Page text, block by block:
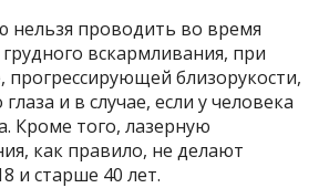
нельзя проводить во время
вскармливания, при
близорукости,
и в случае, если у человека
Кроме того, лазерную
как правило, не делают
и старше 40 лет.